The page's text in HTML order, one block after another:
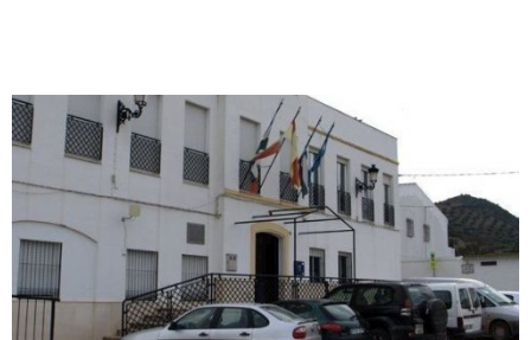
GALERÍAS